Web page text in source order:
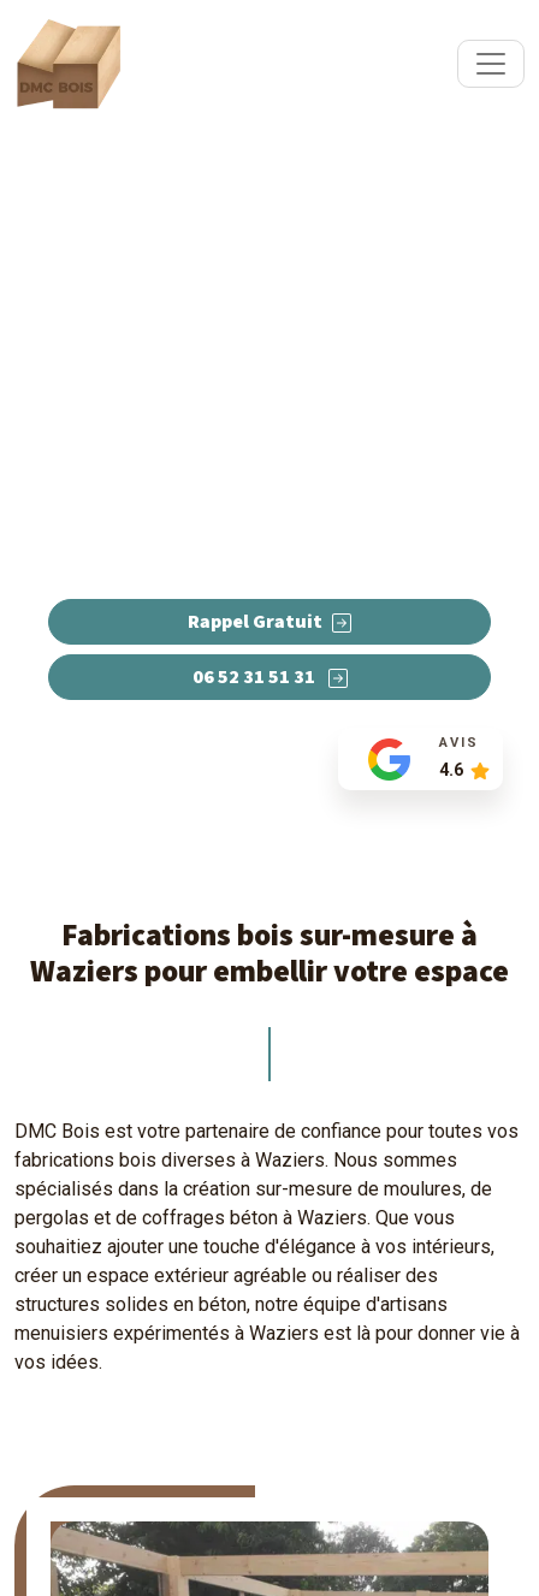
Rappel Gratuit
06 52 31 51 31
AVIS
4.6
Fabrications bois sur-mesure à
Waziers pour embellir votre espace
DMC Bois est votre partenaire de confiance pour toutes vos
fabrications bois diverses à Waziers. Nous sommes
spécialisés dans la création sur-mesure de moulures, de
pergolas et de coffrages béton à Waziers. Que vous
souhaitiez ajouter une touche d'élégance à vos intérieurs,
créer un espace extérieur agréable ou réaliser des
structures solides en béton, notre équipe d'artisans
menuisiers expérimentés à Waziers est là pour donner vie à
vos idées.